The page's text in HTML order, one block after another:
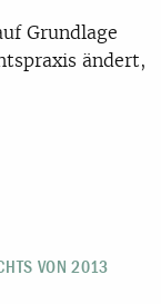
Grundlage
ändert,
VON 2013